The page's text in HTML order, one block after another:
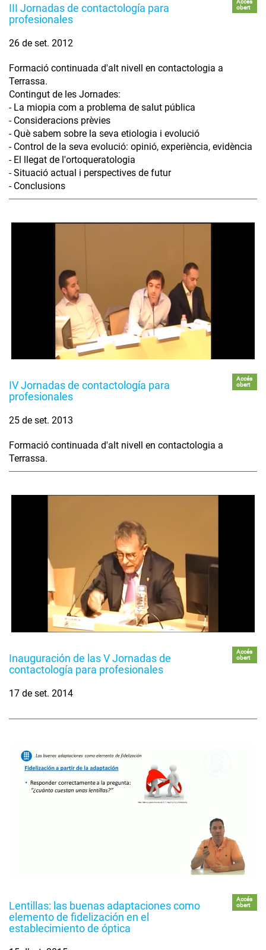
III Jornadas de contactología para
profesionales
obert
26 de set. 2012
Formació continuada d'alt nivell en contactologia a
Terrassa.
Contingut de les Jornades:
- La miopia com a problema de salut pública
- Consideracions prèvies
- Què sabem sobre la seva etiologia i evolució
- Control de la seva evolució: opinió, experiència, evidència
- El llegat de l'ortoqueratologia
- Situació actual i perspectives de futur
- Conclusions
IV Jornadas de contactología para
profesionales
Accés
obert
25 de set. 2013
Formació continuada d'alt nivell en contactologia a
Terrassa.
Inauguración de las V Jornadas de
contactología para profesionales
Accés
obert
17 de set. 2014
Lentillas: las buenas adaptaciones como
elemento de fidelización en el
establecimiento de óptica
Accés
obert